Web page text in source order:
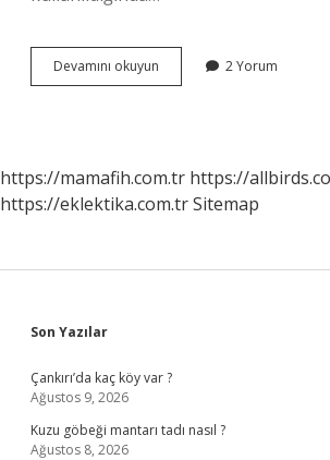
Devamını okuyun
Kaş
2 Yorum
https://mamafih.com.tr https://
https://eklektika.com.trSitemap
Sidebar
Son Yazılar
Çankırı’da kaç köy var ?
Ağustos 9, 2026
Kuzu göbeği mantarı tadı nasıl ?
Ağustos 8, 2026